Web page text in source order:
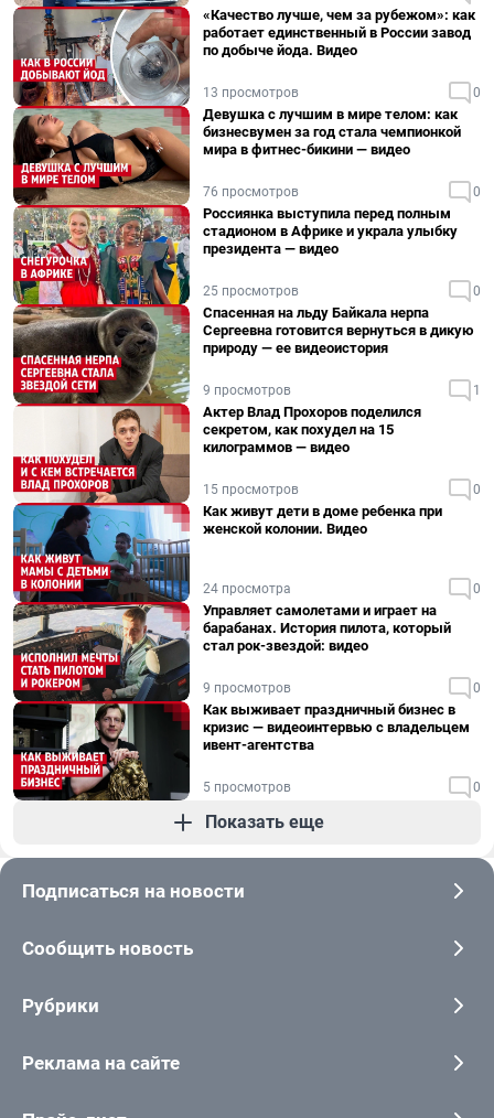
«Качество лучше, чем за рубежом»: как
работает единственный в России завод
по добыче йода. Видео
13 просмотров 0
Девушка с лучшим в мире телом: как
бизнесвумен за год стала чемпионкой
мира в фитнес-бикини — видео
76 просмотров 0
Россиянка выступила перед полным
стадионом в Африке и украла улыбку
президента — видео
25 просмотров 0
Спасенная на льду Байкала нерпа
Сергеевна готовится вернуться в дикую
природу — ее видеоистория
9 просмотров 1
Актер Влад Прохоров поделился
секретом, как похудел на 15
килограммов — видео
15 просмотров 0
Как живут дети в доме ребенка при
женской колонии. Видео
24 просмотра 0
Управляет самолетами и играет на
барабанах. История пилота, который
стал рок-звездой: видео
9 просмотров 0
Как выживает праздничный бизнес в
кризис — видеоинтервью с владельцем
ивент-агентства
5 просмотров 0
Показать еще
Подписаться на новости
Сообщить новость
Рубрики
Реклама на сайте